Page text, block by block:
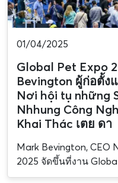
01/04/2025
Global Pet Expo
Bevington ผู้ก่อตั้ง
Nơi hội tụ những
Nhhung Công
Khai Thác เตย ดา
Mark Bevington, CEO
2025 จัดขึ้นที่งาน